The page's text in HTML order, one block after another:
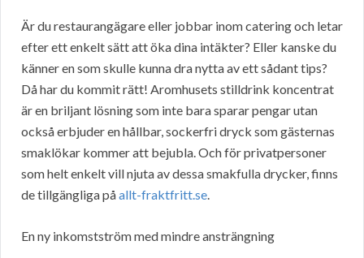
Är du restaurangägare eller jobbar inom catering och letar
efter ett enkelt sätt att öka dina intäkter? Eller kanske du
känner en som skulle kunna dra nytta av ett sådant tips?
Då har du kommit rätt! Aromhusets stilldrink koncentrat
är en briljant lösning som inte bara sparar pengar utan
också erbjuder en hållbar, sockerfri dryck som gästernas
smaklökar kommer att bejubla. Och för privatpersoner
som helt enkelt vill njuta av dessa smakfulla drycker, finns
de tillgängliga påallt-fraktfritt.se.
En ny inkomstström med mindre ansträngning